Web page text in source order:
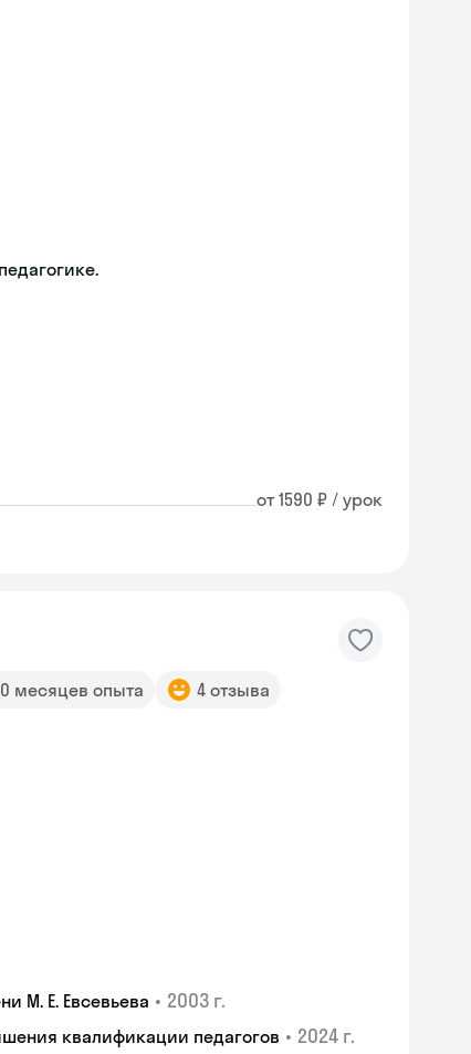
от 1590 ₽ / урок
месяцев опыта 4 отзыва
М. Е. Евсевьева • 2003 г.
квалификации педагогов • 2024 г.